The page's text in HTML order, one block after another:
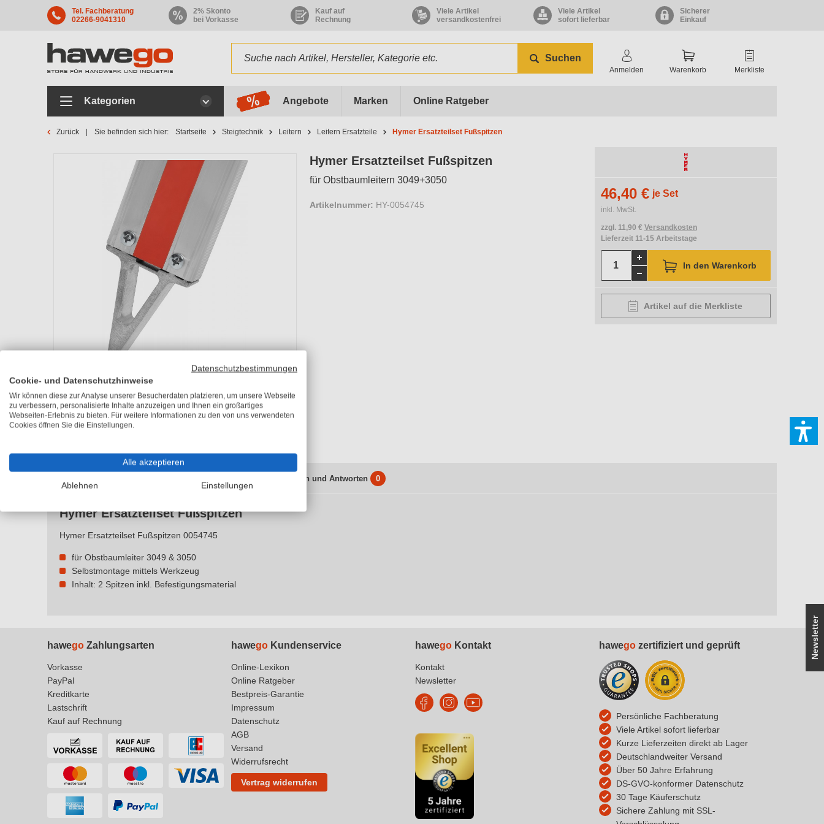
Tel. Fachberatung
02266-9041310
2% Skonto
bei Vorkasse
Kauf auf
Rechnung
Viele Artikel
versandkostenfrei
Viele Artikel
sofort lieferbar
Sicherer
Einkauf
Suchen
Anmelden Warenkorb Merkliste
Kategorien Angebote Marken Online Ratgeber
Zurück Sie befinden sich hier: Startseite Steigtechnik Leitern Leitern Ersatzteile Hymer Ersatzteilset Fußspitzen
Hymer Ersatzteilset Fußspitzen
für Obstbaumleitern 3049+3050
Artikelnummer: HY-0054745
46,40 € je Set
inkl. MwSt.
zzgl. 11,90 € Versandkosten
Lieferzeit 11-15 Arbeitstage
In den Warenkorb
Artikel auf die Merkliste
Fragen und Antworten 0
Hymer Ersatzteilset Fußspitzen
Hymer Ersatzteilset Fußspitzen 0054745
für Obstbaumleiter 3049 & 3050
Selbstmontage mittels Werkzeug
Inhalt: 2 Spitzen inkl. Befestigungsmaterial
Newsletter
hawego Zahlungsarten
Vorkasse
PayPal
Kreditkarte
Lastschrift
Kauf auf Rechnung
hawego Kundenservice
Online-Lexikon
Online Ratgeber
Bestpreis-Garantie
Impressum
Datenschutz
AGB
Versand
Widerrufsrecht
Vertrag widerrufen
hawego Kontakt
Kontakt
Newsletter
hawego zertifiziert und geprüft
Persönliche Fachberatung
Viele Artikel sofort lieferbar
Kurze Lieferzeiten direkt ab Lager
Deutschlandweiter Versand
Über 50 Jahre Erfahrung
DS-GVO-konformer Datenschutz
30 Tage Käuferschutz
Sichere Zahlung mit SSL-
Datenschutzbestimmungen
Cookie- und Datenschutzhinweise
Wir können diese zur Analyse unserer Besucherdaten platzieren, um unsere Webseite
zu verbessern, personalisierte Inhalte anzuzeigen und Ihnen ein großartiges
Webseiten-Erlebnis zu bieten. Für weitere Informationen zu den von uns verwendeten
Cookies öffnen Sie die Einstellungen.
Alle akzeptieren
Ablehnen Einstellungen